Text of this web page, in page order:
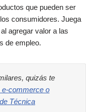
que pueden ser
consumidores. Juega
agregar valor a las
de empleo.
quizás te
e-commerce o
Técnica